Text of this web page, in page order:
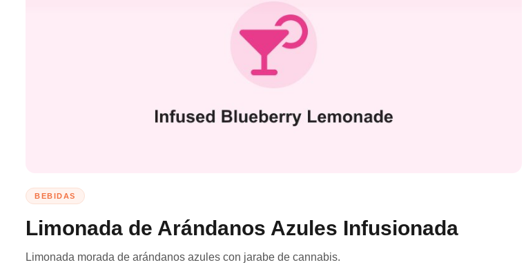
BEBIDAS
Limonada de Arándanos Azules Infusionada
Limonada morada de arándanos azules con jarabe de cannabis.